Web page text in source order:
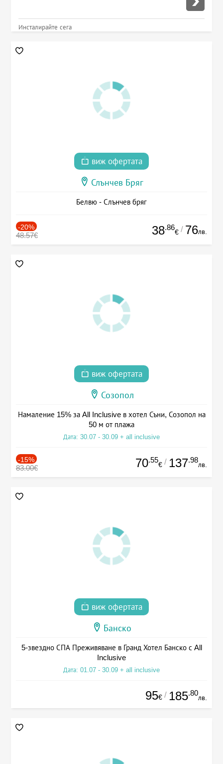
Инсталирайте сега
виж офертата
Слънчев Бряг
Белвю - Слънчев бряг
-20%
48.57€ 38.86
€ / 76лв.
виж офертата
Созопол
Намаление 15% за All Inclusive в хотел Съни, Созопол на
50 м от плажа
Дата: 30.07 - 30.09 + all inclusive
-15%
83.00€ 70.55
€ / 137.98
лв.
виж офертата
Банско
5-звездно СПА Преживяване в Гранд Хотел Банско с All
Inclusive
Дата: 01.07 - 30.09 + all inclusive
95€ / 185.80
лв.